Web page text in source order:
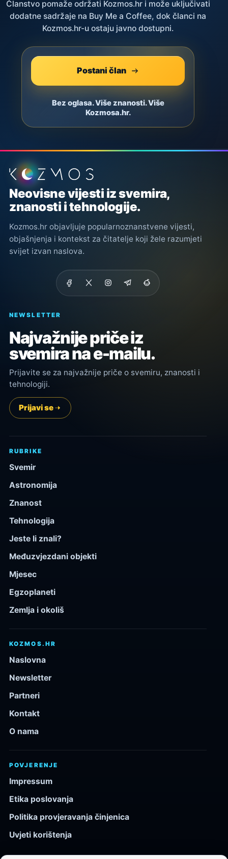
Članstvo pomaže održati Kozmos.hr i može uključivati
dodatne sadržaje na Buy Me a Coffee, dok članci na
Kozmos.hr-u ostaju javno dostupni.
Postani član
Bez oglasa. Više znanosti. Više
Kozmosa.hr.
Podnožje stranice
Neovisne vijesti iz svemira,
znanosti i tehnologije.
Kozmos.hr objavljuje popularnoznanstvene vijesti,
objašnjenja i kontekst za čitatelje koji žele razumjeti
svijet izvan naslova.
NEWSLETTER
Najvažnije priče iz
svemira na e-mailu.
Prijavite se za najvažnije priče o svemiru, znanosti i
tehnologiji.
Prijavi se
RUBRIKE
Svemir
Astronomija
Znanost
Tehnologija
Jeste li znali?
Međuzvjezdani objekti
Mjesec
Egzoplaneti
Zemlja i okoliš
KOZMOS.HR
Naslovna
Newsletter
Partneri
Kontakt
O nama
POVJERENJE
Impressum
Etika poslovanja
Politika provjeravanja činjenica
Uvjeti korištenja